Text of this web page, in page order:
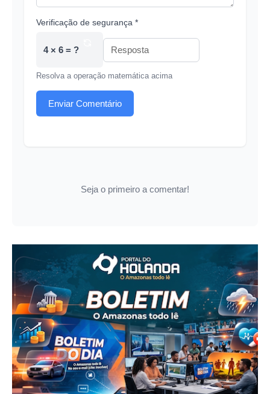
Verificação de segurança *
4 × 6 = ?
Resolva a operação matemática acima
Enviar Comentário
Seja o primeiro a comentar!